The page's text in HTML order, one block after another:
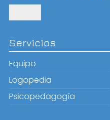
Servicios
Equipo
Logopedia
Psicopedagogía